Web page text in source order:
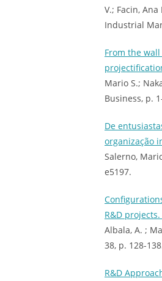
V.; Facin,
Industrial
From the
Mario S.;
Business, p.
De
organização
Salerno,
e5197.
R&D projects.
Albala, A. ;
38, p. 128-
R&D